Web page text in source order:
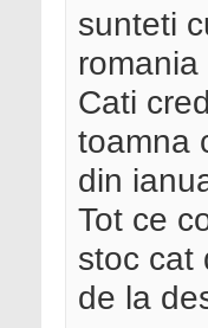
sunteti
Cati
toamna
din
Tot ce
stoc cat
de la